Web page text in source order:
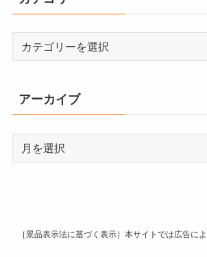
ー
アーカイブ
［景品表示法に基づく表示］本サイトでは広告に